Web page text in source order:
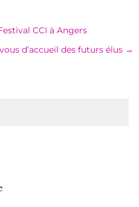
CCI à Angers
d’accueil des futurs élus →